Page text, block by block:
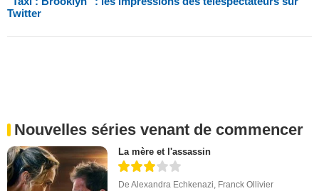
Twitter
Nouvelles séries venant de commencer
La mère et l'assassin
DeAlexandra Echkenazi, Franck Ollivier